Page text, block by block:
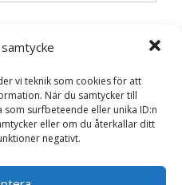
vi teknik som cookies för att
När du samtycker till
surfbeteende eller unika ID:n
eller om du återkallar ditt
negativt.